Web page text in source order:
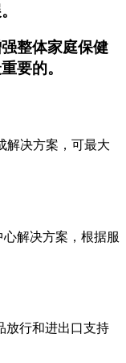
整体家庭保健
要的。
解决方案，可最大
解决方案，根据服
放行和进出口支持